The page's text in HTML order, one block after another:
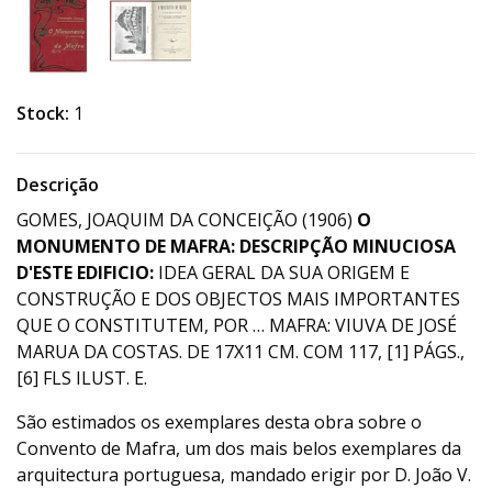
Stock: 1
Descrição
GOMES, JOAQUIM DA CONCEIÇÃO (1906) O
MONUMENTO DE MAFRA: DESCRIPÇÃO MINUCIOSA
D'ESTE EDIFICIO: IDEA GERAL DA SUA ORIGEM E
CONSTRUÇÃO E DOS OBJECTOS MAIS IMPORTANTES
QUE O CONSTITUTEM, POR … MAFRA: VIUVA DE JOSÉ
MARUA DA COSTAS. DE 17X11 CM. COM 117, [1] PÁGS.,
[6] FLS ILUST. E.
São estimados os exemplares desta obra sobre o
Convento de Mafra, um dos mais belos exemplares da
arquitectura portuguesa, mandado erigir por D. João V.